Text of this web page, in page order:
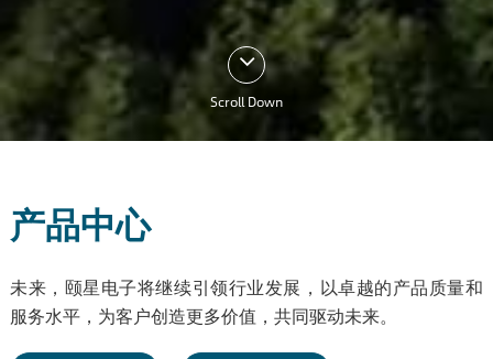
Scroll Down
产品中心
未来，颐星电子将继续引领行业发展，以卓越的产品质量和
服务水平，为客户创造更多价值，共同驱动未来。